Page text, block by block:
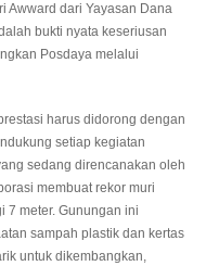
Awward dari Yayasan Dana
bukti nyata keseriusan
Posdaya melalui
harus didorong dengan
setiap kegiatan
sedang direncanakan oleh
membuat rekor muri
7 meter. Gunungan ini
sampah plastik dan kertas
untuk dikembangkan,